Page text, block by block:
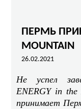
ПЕРМЬ
MOUNTAIN
26.02.2021
Не успел
ENERGY in
принимает